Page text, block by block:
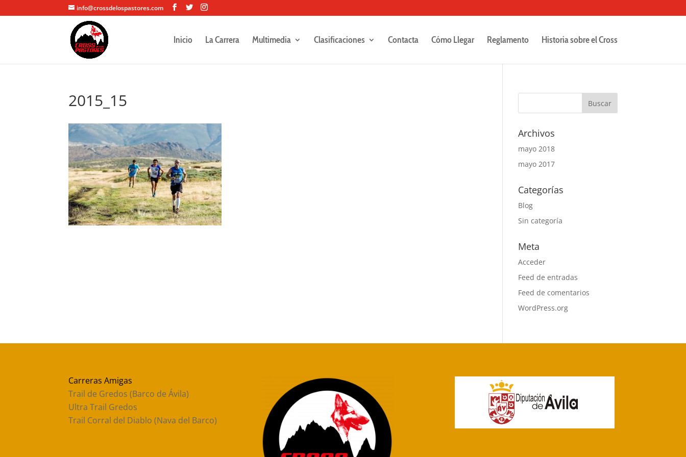
info@crossdelospastores.com
Inicio La Carrera Multimedia Clasificaciones Contacta Cómo Llegar Reglamento Historia sobre el Cross
2015_15
Archivos
mayo 2018
mayo 2017
Categorías
Blog
Sin categoría
Meta
Acceder
Feed de entradas
Feed de comentarios
WordPress.org
Carreras Amigas
Trail de Gredos (Barco de Ávila)
Ultra Trail Gredos
Trail Corral del Diablo (Nava del Barco)